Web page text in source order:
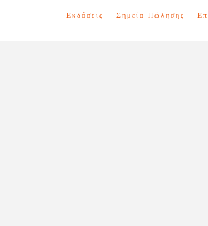
Εκδόσεις Σημεία Πώλησης